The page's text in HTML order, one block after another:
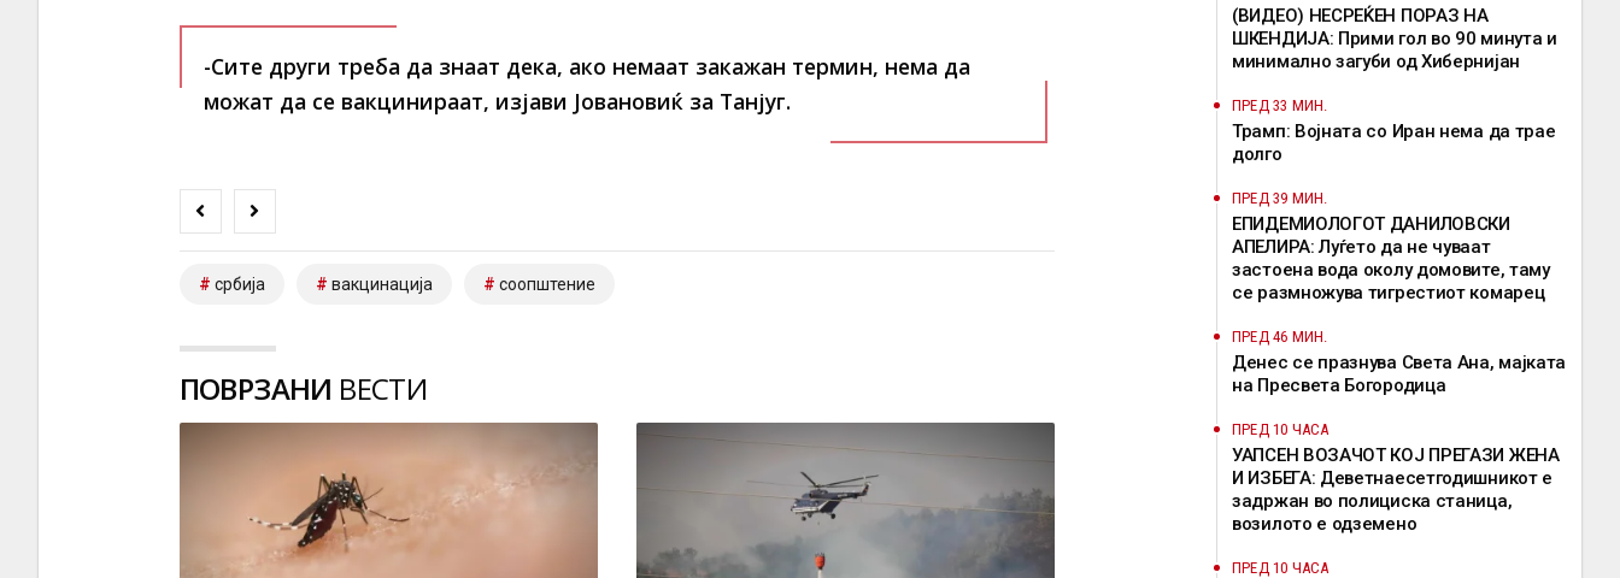
-Сите други треба да знаат дека, ако немаат закажан термин, нема да
можат да се вакцинираат, изјави Јовановиќ за Танјуг.
србија вакцинација соопштение
ПОВРЗАНИ ВЕСТИ
(ВИДЕО) НЕСРЕЌЕН ПОРАЗ НА
ШКЕНДИЈА: Прими гол во 90 минута и
минимално загуби од Хибернијан
ПРЕД 33 МИН.
Трамп: Војната со Иран нема да трае
долго
ПРЕД 39 МИН.
EПИДЕМИОЛОГОТ ДАНИЛОВСКИ
АПЕЛИРА: Луѓето да не чуваат
застоена вода околу домовите, таму
се размножува тигрестиот комарец
ПРЕД 46 МИН.
Денес се празнува Света Ана, мајката
на Пресвета Богородица
ПРЕД 10 ЧАСА
УАПСЕН ВОЗАЧОТ КОЈ ПРЕГАЗИ ЖЕНА
И ИЗБЕГА: Деветнаесетгодишникот е
задржан во полициска станица,
возилото е одземено
ПРЕД 10 ЧАСА